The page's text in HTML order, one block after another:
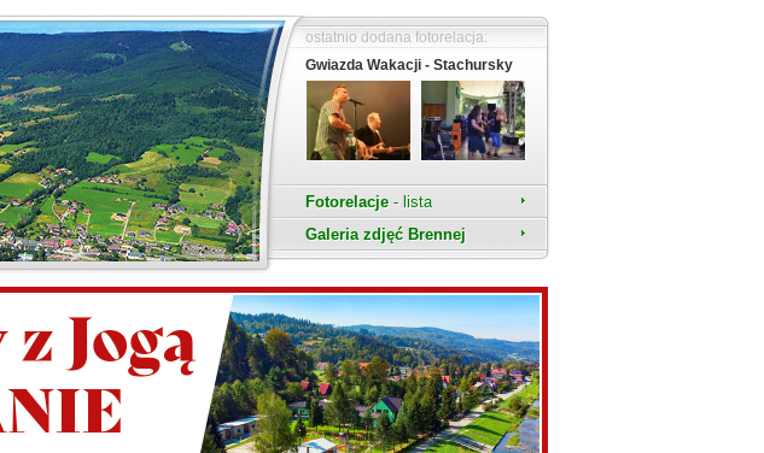
ostatnio dodana fotorelacja:
Gwiazda Wakacji - Stachursky
Fotorelacje - lista
Galeria zdjęć Brennej